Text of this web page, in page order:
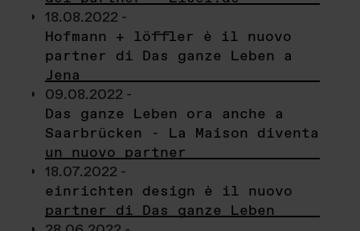
18.08.2022 -
Hofmann + löffler è il nuovo
partner di Das ganze Leben a
Jena
09.08.2022 -
Das ganze Leben ora anche a
Saarbrücken - La Maison diventa
un nuovo partner
18.07.2022 -
einrichten design è il nuovo
partner di Das ganze Leben